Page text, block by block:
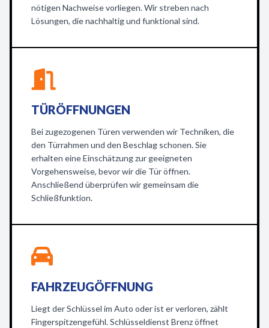
nötigen Nachweise vorliegen. Wir streben nach
Lösungen, die nachhaltig und funktional sind.
TÜRÖFFNUNGEN
Bei zugezogenen Türen verwenden wir Techniken, die
den Türrahmen und den Beschlag schonen. Sie
erhalten eine Einschätzung zur geeigneten
Vorgehensweise, bevor wir die Tür öffnen.
Anschließend überprüfen wir gemeinsam die
Schließfunktion.
FAHRZEUGÖFFNUNG
Liegt der Schlüssel im Auto oder ist er verloren, zählt
Fingerspitzengefühl. Schlüsseldienst Brenz öffnet